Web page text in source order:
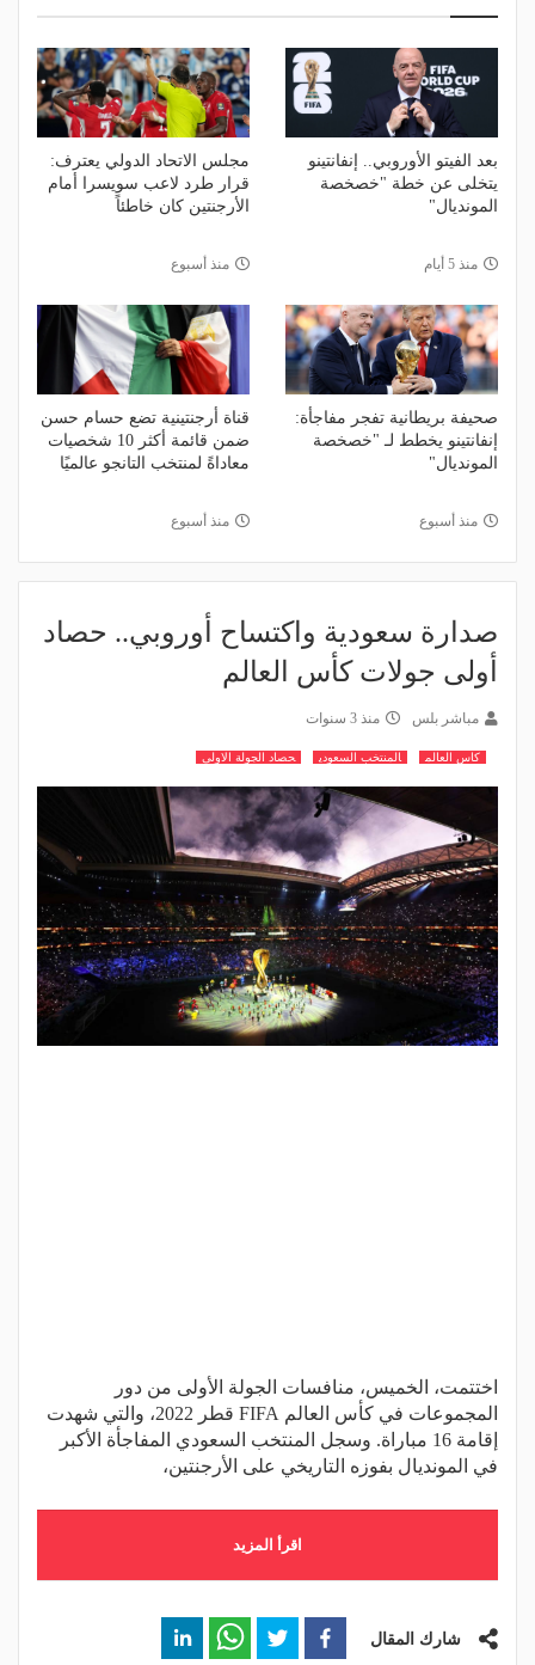
بعد الفيتو الأوروبي.. إنفانتينو
يتخلى عن خطة "خصخصة
المونديال"
منذ 5 أيام
مجلس الاتحاد الدولي يعترف:
قرار طرد لاعب سويسرا أمام
الأرجنتين كان خاطئاً
منذ أسبوع
صحيفة بريطانية تفجر مفاجأة:
إنفانتينو يخطط لـ "خصخصة
المونديال"
منذ أسبوع
قناة أرجنتينية تضع حسام حسن
ضمن قائمة أكثر 10 شخصيات
معاداةً لمنتخب التانجو عالميًا
منذ أسبوع
صدارة سعودية واكتساح أوروبي.. حصاد
أولى جولات كأس العالم
مباشر بلس منذ 3 سنوات
كاس العالم المنتخب السعودي حصاد الجولة الاولى
اختتمت، الخميس، منافسات الجولة الأولى من دور
المجموعات في كأس العالم FIFA قطر 2022، والتي شهدت
إقامة 16 مباراة. وسجل المنتخب السعودي المفاجأة الأكبر
في المونديال بفوزه التاريخي على الأرجنتين،
اقرأ المزيد
شارك المقال